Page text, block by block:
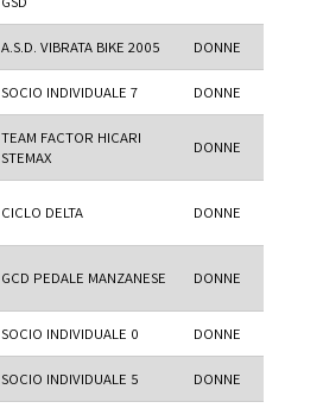
A.S.D. VIBRATA BIKE 2005 DONNE
SOCIO INDIVIDUALE 7 DONNE
TEAM FACTOR HICARI
STEMAX
DONNE
CICLO DELTA DONNE
GCD PEDALE MANZANESE DONNE
SOCIO INDIVIDUALE 0 DONNE
SOCIO INDIVIDUALE 5 DONNE